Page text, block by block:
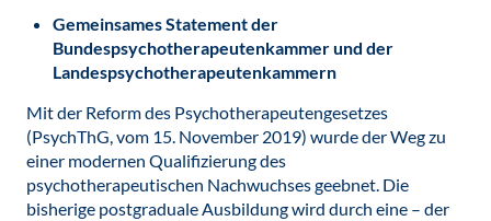
Gemeinsames Statement der
Bundespsychotherapeutenkammer und der
Landespsychotherapeutenkammern
Mit der Reform des Psychotherapeutengesetzes
(PsychThG, vom 15. November 2019) wurde der Weg zu
einer modernen Qualifizierung des
psychotherapeutischen Nachwuchses geebnet. Die
bisherige postgraduale Ausbildung wird durch eine – der